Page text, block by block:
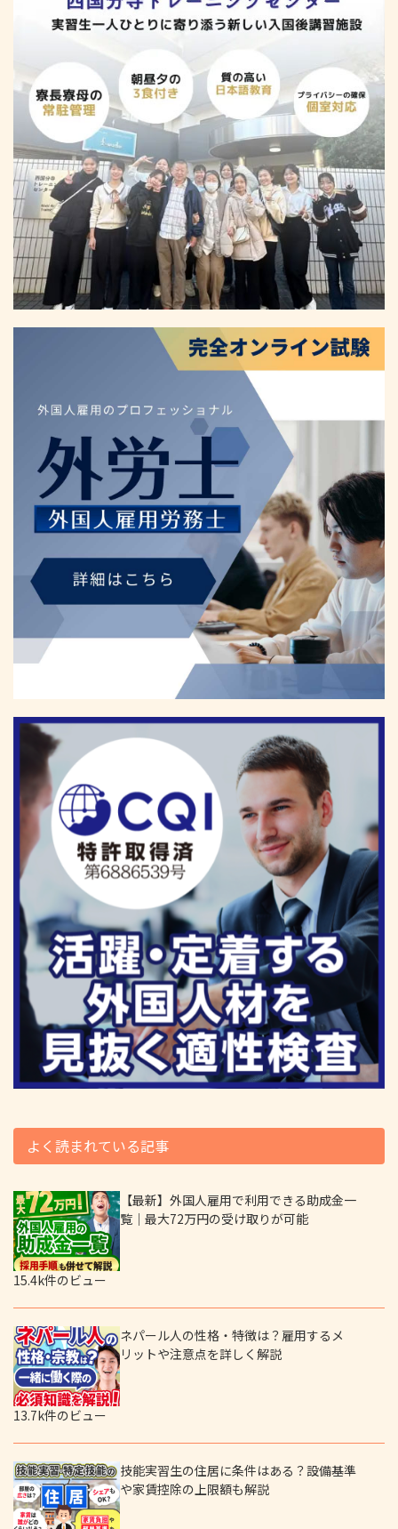
よく読まれている記事
【最新】外国人雇用で利用できる助成金一
覧｜最大72万円の受け取りが可能
15.4k件のビュー
ネパール人の性格・特徴は？雇用するメ
リットや注意点を詳しく解説
13.7k件のビュー
技能実習生の住居に条件はある？設備基準
や家賃控除の上限額も解説